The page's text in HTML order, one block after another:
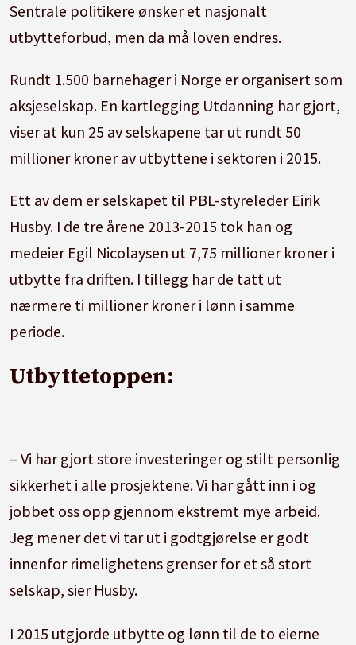
Sentrale politikere ønsker et nasjonalt
utbytteforbud, men da må loven endres.
Rundt 1.500 barnehager i Norge er organisert som
aksjeselskap. En kartlegging Utdanning har gjort,
viser at kun 25 av selskapene tar ut rundt 50
millioner kroner av utbyttene i sektoren i 2015.
Ett av dem er selskapet til PBL-styreleder Eirik
Husby. I de tre årene 2013-2015 tok han og
medeier Egil Nicolaysen ut 7,75 millioner kroner i
utbytte fra driften. I tillegg har de tatt ut
nærmere ti millioner kroner i lønn i samme
periode.
Utbyttetoppen:
– Vi har gjort store investeringer og stilt personlig
sikkerhet i alle prosjektene. Vi har gått inn i og
jobbet oss opp gjennom ekstremt mye arbeid.
Jeg mener det vi tar ut i godtgjørelse er godt
innenfor rimelighetens grenser for et så stort
selskap, sier Husby.
I 2015 utgjorde utbytte og lønn til de to eierne